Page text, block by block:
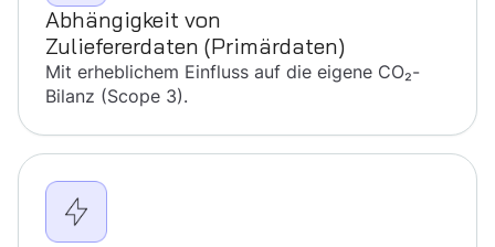
Abhängig­­keit von
Zulie­ferer­daten (Primärdaten)
Mit erheblichem Einfluss auf die eigene CO₂-
Bilanz (Scope 3).